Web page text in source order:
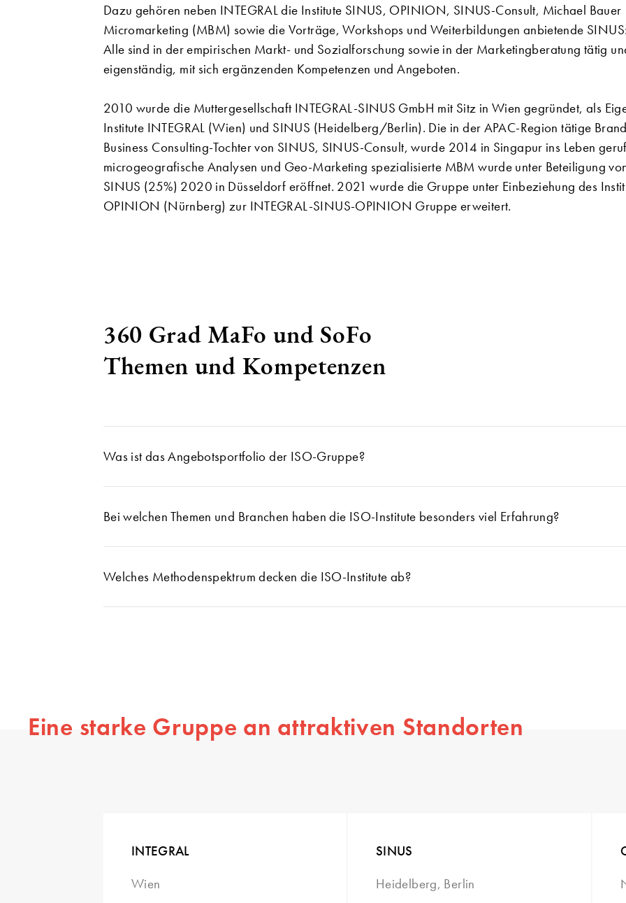
Dazu gehören neben INTEGRAL die Institute SINUS, OPINION, SINUS-Consult, Michael Bauer
Micromarketing (MBM) sowie die Vorträge, Workshops und Weiterbildungen anbietende
Alle sind in der empirischen Markt- und Sozialforschung sowie in der Marketingberatung tätig
eigenständig, mit sich ergänzenden Kompetenzen und Angeboten.
2010 wurde die Muttergesellschaft INTEGRAL-SINUS GmbH mit Sitz in Wien gegründet, als
Institute INTEGRAL (Wien) und SINUS (Heidelberg/Berlin). Die in der APAC-Region tätige
Business Consulting-Tochter von SINUS, SINUS-Consult, wurde 2014 in Singapur ins Leben
microgeografische Analysen und Geo-Marketing spezialisierte MBM wurde unter Beteiligung
SINUS (25%) 2020 in Düsseldorf eröffnet. 2021 wurde die Gruppe unter Einbeziehung des
OPINION (Nürnberg) zur INTEGRAL-SINUS-OPINION Gruppe erweitert.
360 Grad MaFo und SoFo
Themen und Kompetenzen
Was ist das Angebotsportfolio der ISO-Gruppe?
Bei welchen Themen und Branchen haben die ISO-Institute besonders viel Erfahrung?
Welches Methodenspektrum decken die ISO-Institute ab?
Eine starke Gruppe an attraktiven Standorten
INTEGRAL
Wien
SINUS
Heidelberg, Berlin